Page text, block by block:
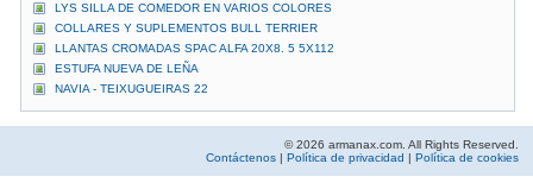
LYS SILLA DE COMEDOR EN VARIOS COLORES
COLLARES Y SUPLEMENTOS BULL TERRIER
LLANTAS CROMADAS SPAC ALFA 20X8. 5 5X112
ESTUFA NUEVA DE LEÑA
NAVIA - TEIXUGUEIRAS 22
© 2026 armanax.com. All Rights Reserved.
Contáctenos
Política de privacidad Política de cookies